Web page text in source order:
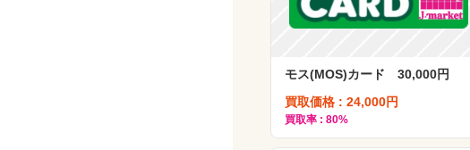
モス(MOS)カード 30,000円
買取価格 : 24,000円
買取率 : 80%